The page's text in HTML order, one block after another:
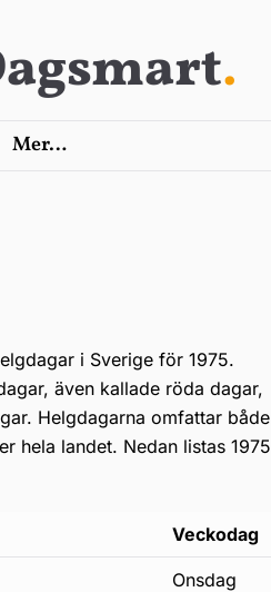
.
Mer…
i Sverige för 1975.
även kallade röda dagar,
Helgdagarna omfattar både
hela landet. Nedan listas 1975
Veckodag
onsdag